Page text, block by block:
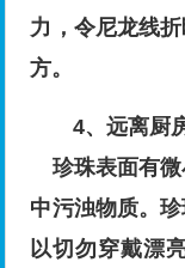
力，令尼龙线
方。
4、远离厨
珍珠表面有微
中污浊物质。
以切勿穿戴漂